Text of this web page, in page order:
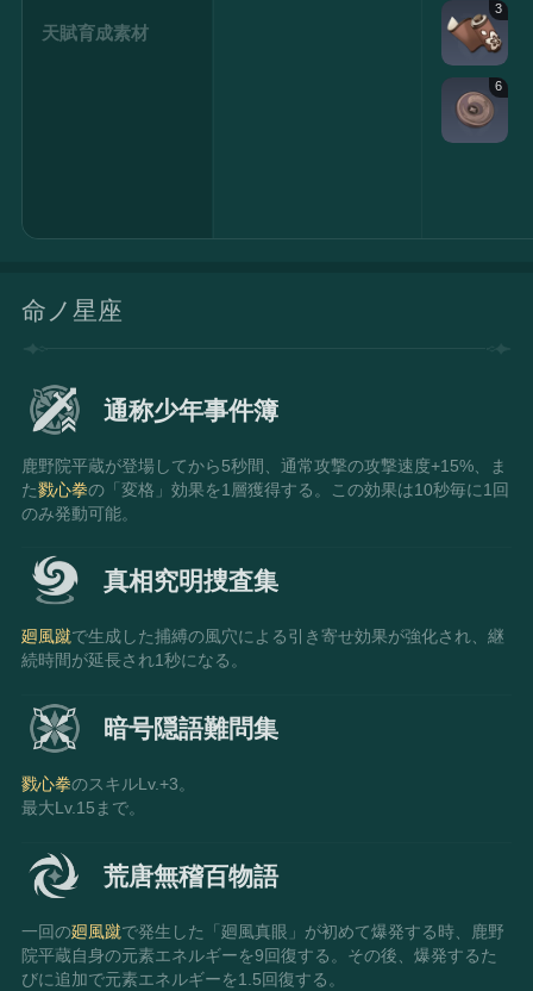
天賦育成素材
3
6
命ノ星座
通称少年事件簿
鹿野院平蔵が登場してから5秒間、通常攻撃の攻撃速度+15%、ま
た戮心拳の「変格」効果を1層獲得する。この効果は10秒毎に1回
のみ発動可能。
真相究明捜査集
廻風蹴で生成した捕縛の風穴による引き寄せ効果が強化され、継
続時間が延長され1秒になる。
暗号隠語難問集
戮心拳のスキルLv.+3。
最大Lv.15まで。
荒唐無稽百物語
一回の廻風蹴で発生した「廻風真眼」が初めて爆発する時、鹿野
院平蔵自身の元素エネルギーを9回復する。その後、爆発するた
びに追加で元素エネルギーを1.5回復する。